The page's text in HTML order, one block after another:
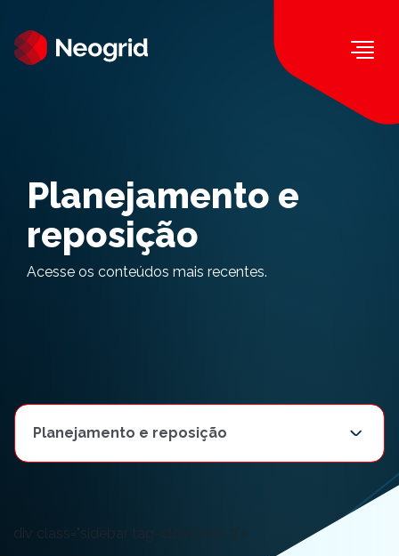
Planejamento e
reposição
Acesse os conteúdos mais recentes.
div class="sidebar tag-cloud mb-3">